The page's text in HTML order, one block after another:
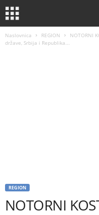
Naslovnica REGION
NOTORNI
države, Srbija i Republika...
REGION
NOTORNI